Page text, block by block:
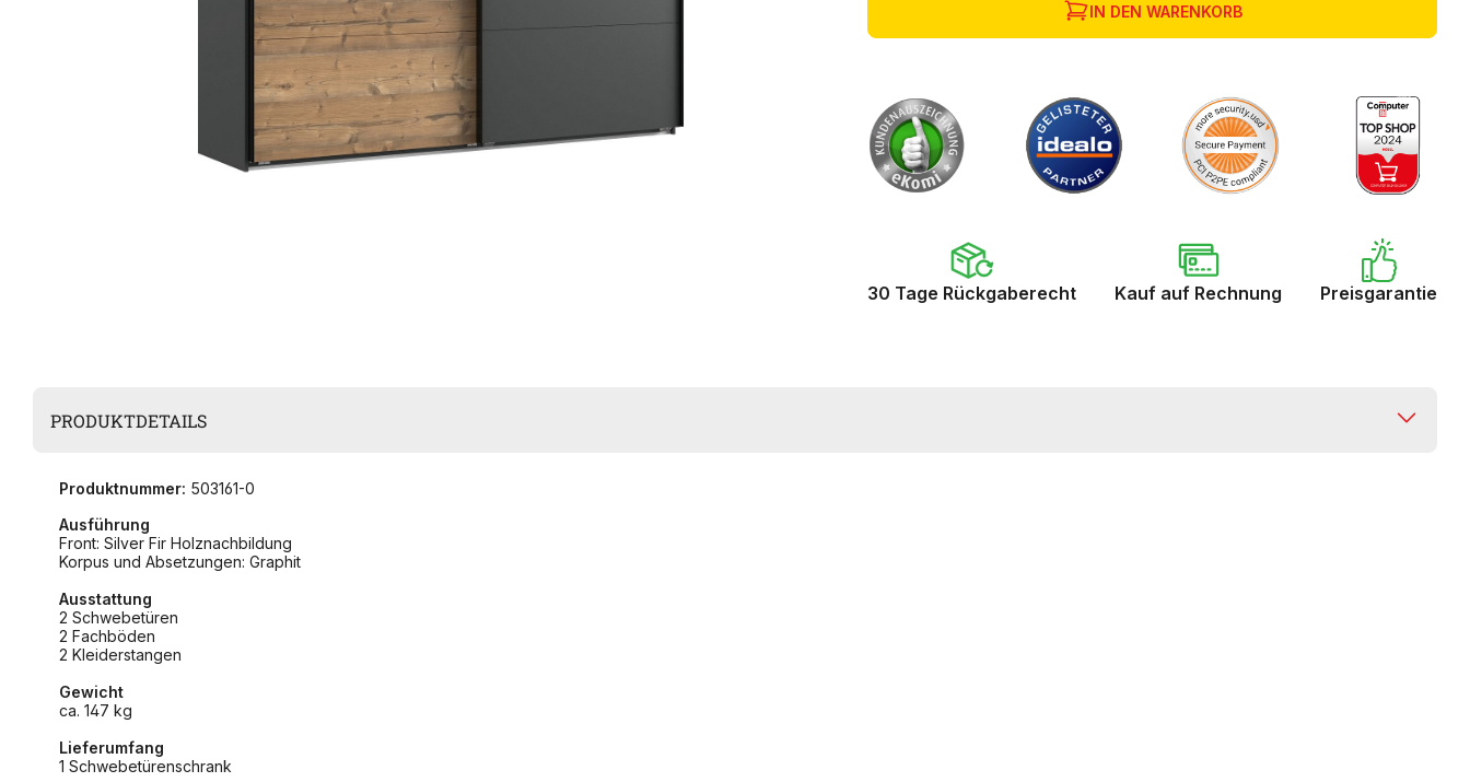
IN DEN WARENKORB
30 Tage Rückgaberecht Kauf auf Rechnung Preisgarantie
PRODUKTDETAILS
Produktnummer: 503161-0
Ausführung
Front: Silver Fir Holznachbildung
Korpus und Absetzungen: Graphit
Ausstattung
2 Schwebetüren
2 Fachböden
2 Kleiderstangen
Gewicht
ca. 147 kg
Lieferumfang
1 Schwebetürenschrank